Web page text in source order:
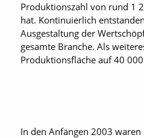
Produktionszahl von rund 1
hat. Kontinuierlich
Ausgestaltung der
gesamte Branche. Als
Produktionsfläche auf 40
In den Anfängen 2003